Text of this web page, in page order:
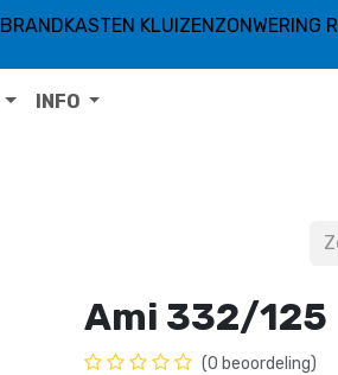
BRANDKASTEN KLUIZENZONWERING
INFO
Ami 332/125
(0 beoordeling)